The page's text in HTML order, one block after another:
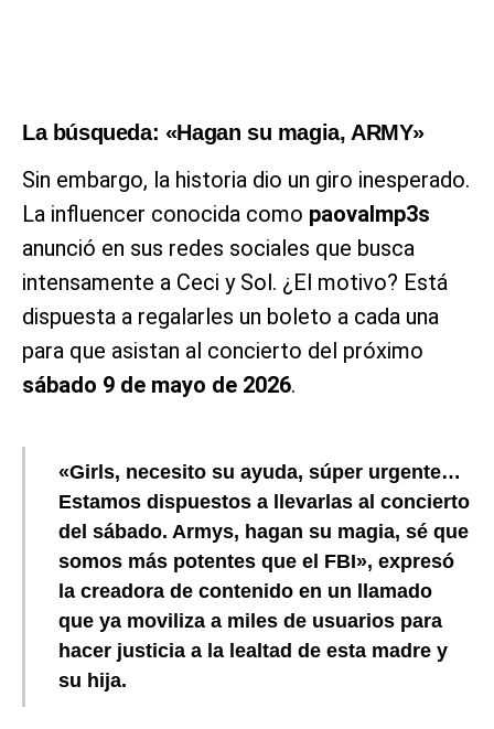
La búsqueda: «Hagan su magia, ARMY»
Sin embargo, la historia dio un giro inesperado.
La influencer conocida como paovalmp3s
anunció en sus redes sociales que busca
intensamente a Ceci y Sol. ¿El motivo? Está
dispuesta a regalarles un boleto a cada una
para que asistan al concierto del próximo
sábado 9 de mayo de 2026.
«Girls, necesito su ayuda, súper urgente…
Estamos dispuestos a llevarlas al concierto
del sábado. Armys, hagan su magia, sé que
somos más potentes que el FBI», expresó
la creadora de contenido en un llamado
que ya moviliza a miles de usuarios para
hacer justicia a la lealtad de esta madre y
su hija.